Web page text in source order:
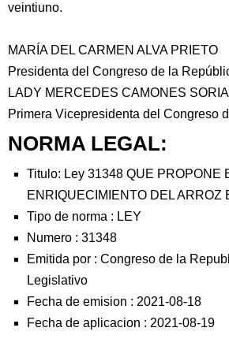
veintiuno.
MARÍA DEL CARMEN ALVA PRIETO
Presidenta del Congreso de la
LADY MERCEDES CAMONES
Primera Vicepresidenta del Congreso
NORMA LEGAL:
Titulo: Ley 31348 QUE PROPONE
ENRIQUECIMIENTO DEL ARROZ
Tipo de norma : LEY
Numero : 31348
Emitida por : Congreso de la
Legislativo
Fecha de emision : 2021-08-18
Fecha de aplicacion : 2021-08-19